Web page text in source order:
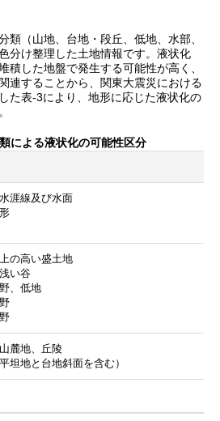
類（山地、台地・段丘、低地、水部、
分け整理した土地情報です。液状化
積した地盤で発生する可能性が高く、
連することから、関東大震災における
た表-3により、地形に応じた液状化の
による液状化の可能性区分
涯線及び水面
の高い盛土地
い谷
、低地
麓地、丘陵
坦地と台地斜面を含む）